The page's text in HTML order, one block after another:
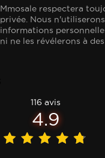
Mmosale respectera
privée. Nous
informations
ni ne les révélerons à des
116 avis
4.9